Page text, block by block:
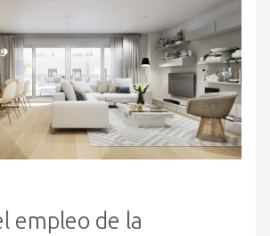
empleo de la